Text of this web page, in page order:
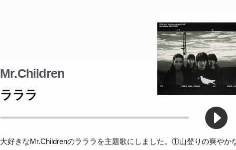
を目指す。新しい景色が、小さな答えをくれる。感動の連作長篇。
Mr.Children
ラララ
大好きなMr.Childrenのラララを主題歌にしました。①山登りの爽やか
を目指す。新しい景色が、小さな答えをくれる。感動の連作長篇。